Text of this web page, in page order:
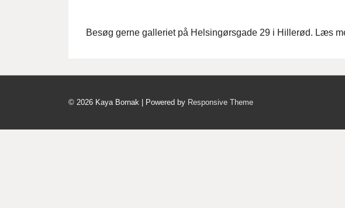
Besøg gerne galleriet på Helsingørsgade 29 i Hillerød. Læs
© 2026 Kaya Bornak | Powered by Responsive Theme